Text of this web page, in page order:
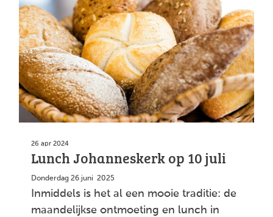
26 apr 2024
Lunch Johanneskerk op 10 juli
Donderdag 26 juni 2025
Inmiddels is het al een mooie traditie: de
maandelijkse ontmoeting en lunch in